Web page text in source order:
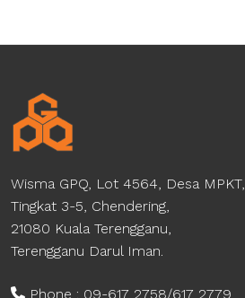
Wisma GPQ, Lot 4564, Desa MPKT,
Tingkat 3-5, Chendering,
21080 Kuala Terengganu,
Terengganu Darul Iman.
Phone : 09-617 2758/617 2779